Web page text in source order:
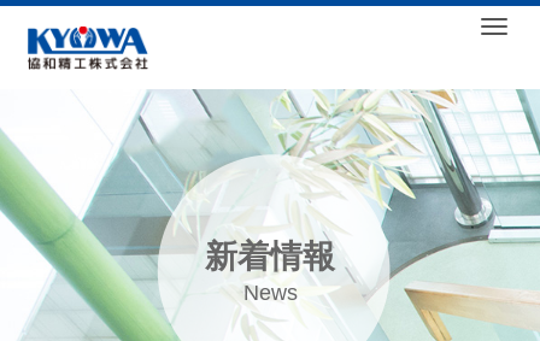
新着情報
News